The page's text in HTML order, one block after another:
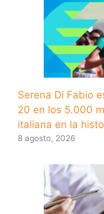
Serena Di Fabio
20 en los 5.000
italiana en la
8 agosto, 2026